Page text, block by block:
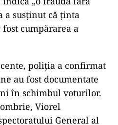
vin în contextul unui
Sandu pe 20